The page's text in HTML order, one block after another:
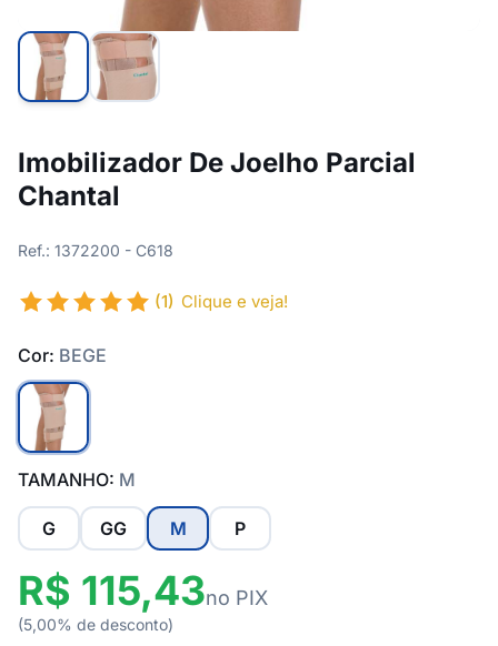
Imobilizador De Joelho Parcial
Chantal
Ref.: 1372200 - C618
(1) Clique e veja!
Cor: BEGE
TAMANHO: M
G GG M P
R$ 115,43no PIX
(5,00% de desconto)